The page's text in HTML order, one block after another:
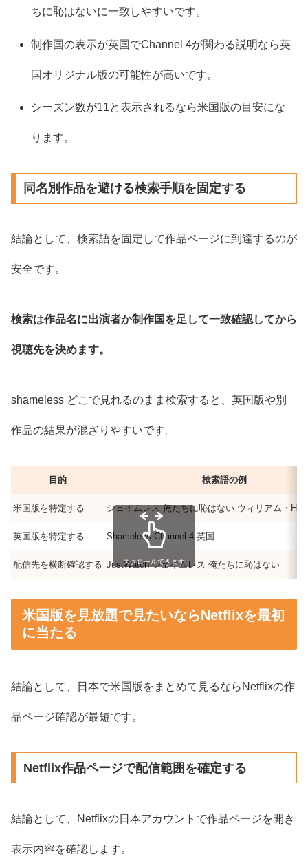
ちに恥はないに一致しやすいです。
制作国の表示が英国でChannel 4が関わる説明なら英
国オリジナル版の可能性が高いです。
シーズン数が11と表示されるなら米国版の目安にな
ります。
同名別作品を避ける検索手順を固定する
結論として、検索語を固定して作品ページに到達するのが
安全です。
検索は作品名に出演者か制作国を足して一致確認してから
視聴先を決めます。
shameless どこで見れるのまま検索すると、英国版や別
作品の結果が混ざりやすいです。
目的 検索語の例
米国版を特定する シェイムレス 俺たちに恥はない ウィリアム・H
英国版を特定する Shameless Channel 4 英国
配信先を横断確認する JustWatch シェイムレス 俺たちに恥はない
スクロールできます
米国版を見放題で見たいならNetflixを最初
に当たる
結論として、日本で米国版をまとめて見るならNetflixの作
品ページ確認が最短です。
Netflix作品ページで配信範囲を確定する
結論として、Netflixの日本アカウントで作品ページを開き
表示内容を確認します。